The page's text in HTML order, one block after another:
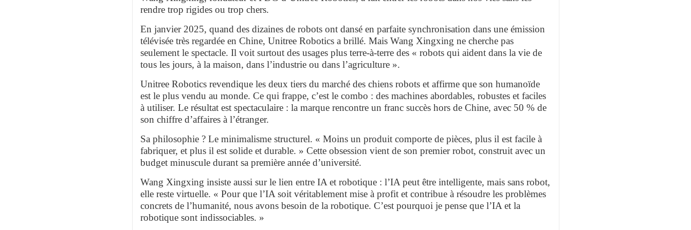
rendre trop rigides ou trop chers.
En janvier 2025, quand des dizaines de robots ont dansé en parfaite synchronisation dans une émission
télévisée très regardée en Chine, Unitree Robotics a brillé. Mais Wang Xingxing ne cherche pas
seulement le spectacle. Il voit surtout des usages plus terre-à-terre des « robots qui aident dans la vie de
tous les jours, à la maison, dans l’industrie ou dans l’agriculture ».
Unitree Robotics revendique les deux tiers du marché des chiens robots et affirme que son humanoïde
est le plus vendu au monde. Ce qui frappe, c’est le combo : des machines abordables, robustes et faciles
à utiliser. Le résultat est spectaculaire : la marque rencontre un franc succès hors de Chine, avec 50 % de
son chiffre d’affaires à l’étranger.
Sa philosophie ? Le minimalisme structurel. « Moins un produit comporte de pièces, plus il est facile à
fabriquer, et plus il est solide et durable. » Cette obsession vient de son premier robot, construit avec un
budget minuscule durant sa première année d’université.
Wang Xingxing insiste aussi sur le lien entre IA et robotique : l’IA peut être intelligente, mais sans robot,
elle reste virtuelle. « Pour que l’IA soit véritablement mise à profit et contribue à résoudre les problèmes
concrets de l’humanité, nous avons besoin de la robotique. C’est pourquoi je pense que l’IA et la
robotique sont indissociables. »